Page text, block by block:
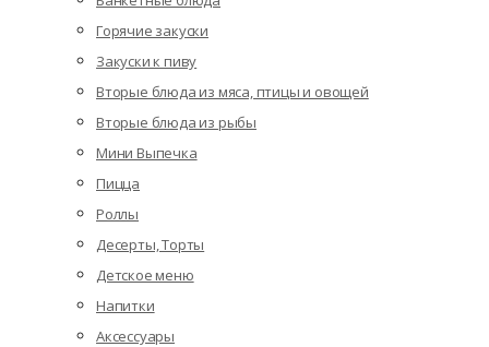
Горячие закуски
Закуски к пиву
Вторые блюда из мяса, птицы и овощей
Вторые блюда из рыбы
Мини Выпечка
Пицца
Роллы
Десерты, Торты
Детское меню
Напитки
Аксессуары